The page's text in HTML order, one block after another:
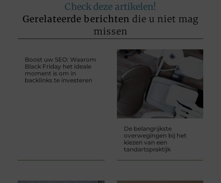
Check deze artikelen!
Gerelateerde berichten die u niet mag
missen
Boost uw SEO: Waarom
Black Friday het ideale
moment is om in
backlinks te investeren
De belangrijkste
overwegingen bij het
kiezen van een
tandartspraktijk